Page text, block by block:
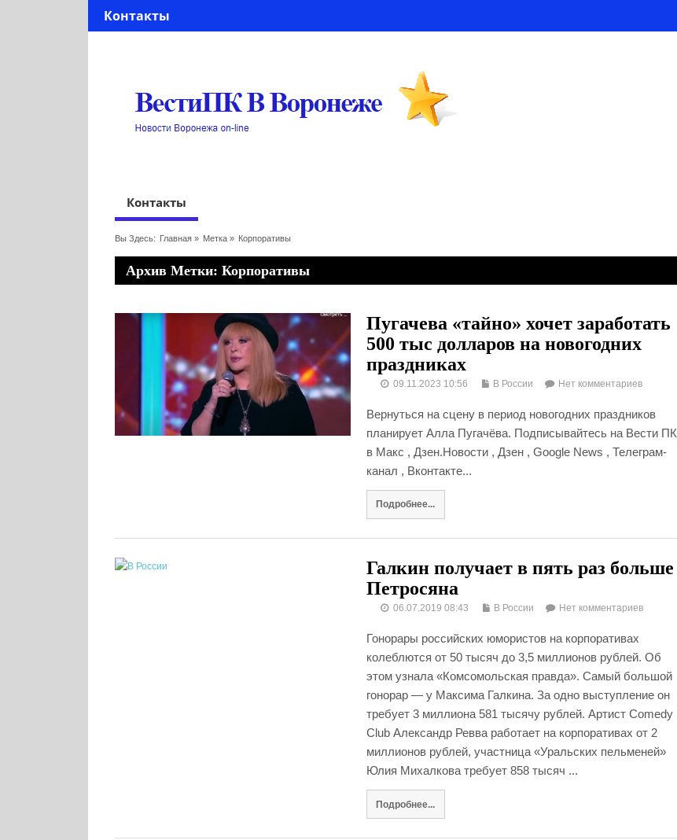
Контакты
Контакты
Вы Здесь: Главная» Метка » Корпоративы
Архив Метки: Корпоративы
Пугачева «тайно» хочет заработать
500 тыс долларов на новогодних
праздниках
09.11.2023 10:56 В России Нет комментариев
Вернуться на сцену в период новогодних праздников
планирует Алла Пугачёва. Подписывайтесь на Вести ПК
в Макс , Дзен.Новости , Дзен , Google News , Телеграм-
канал , Вконтакте...
Подробнее...
Галкин получает в пять раз больше
Петросяна
06.07.2019 08:43 В России Нет комментариев
Гонорары российских юмористов на корпоративах
колеблются от 50 тысяч до 3,5 миллионов рублей. Об
этом узнала «Комсомольская правда». Самый большой
гонорар — у Максима Галкина. За одно выступление он
требует 3 миллиона 581 тысячу рублей. Артист Comedy
Club Александр Ревва работает на корпоративах от 2
миллионов рублей, участница «Уральских пельменей»
Юлия Михалкова требует 858 тысяч ...
Подробнее...